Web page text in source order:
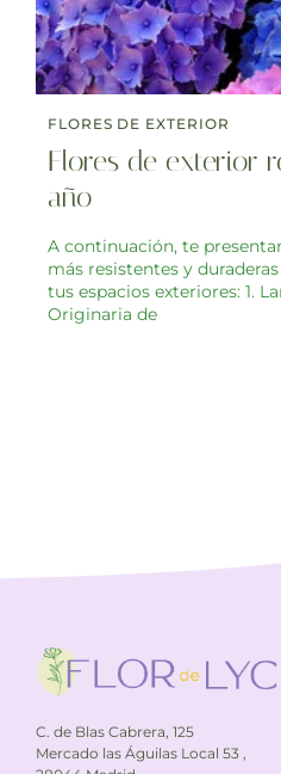
FLORES DE EXTERIOR
Flores de exterior
año
A continuación, te
más resistentes y
tus espacios exteriores:​ 1.
Originaria de
C. de Blas Cabrera, 125
Mercado las Águilas Local 53 ,